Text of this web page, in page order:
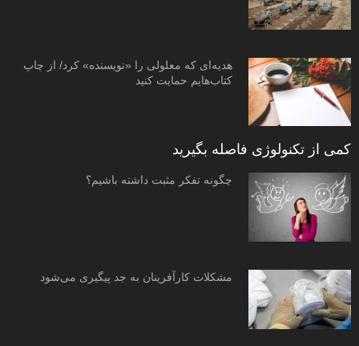
هدیه‌ای که معلولی را «نویسنده» کرد/ از چاپ
کتاب‌هایم حمایت کنید
کمی از تکنولوژی فاصله بگیرید
چگونه تفکر مثبت داشته باشیم؟
مشکلات کارآفرینان به جد پیگیری می‌شود